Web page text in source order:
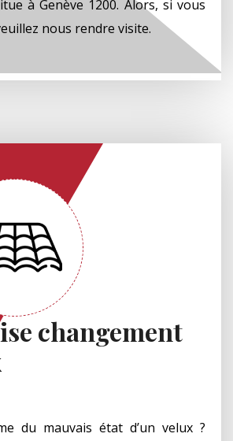
à Genève 1200. Alors, si vous
nous rendre visite.
changement
du mauvais état d’un velux ?